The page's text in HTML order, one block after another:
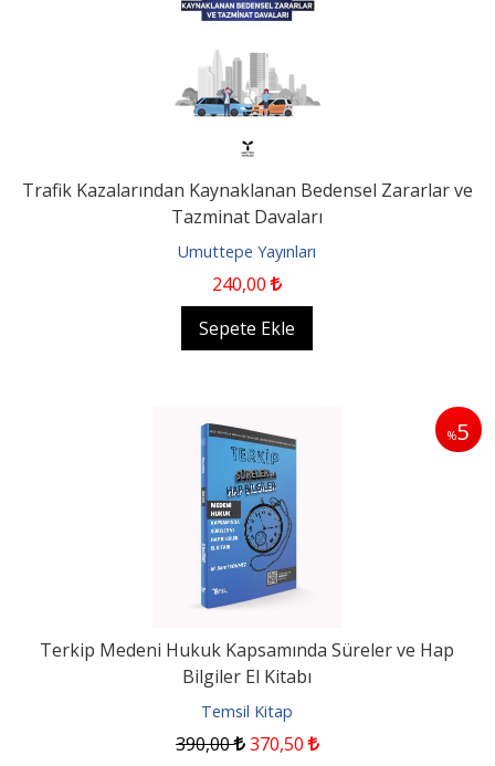
Trafik Kazalarından Kaynaklanan Bedensel Zararlar ve
Tazminat Davaları
Umuttepe Yayınları
240,00
Sepete Ekle
%5
Terkip Medeni Hukuk Kapsamında Süreler ve Hap
Bilgiler El Kitabı
Temsil Kitap
390,00 370,50